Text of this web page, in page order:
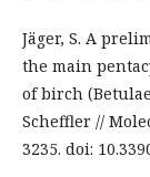
Jäger, S. A
the main
of birch (Betulae
Scheffler //
3235. doi: